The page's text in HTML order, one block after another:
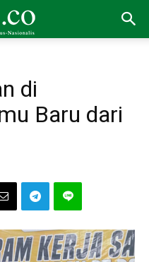
di
Baru dari